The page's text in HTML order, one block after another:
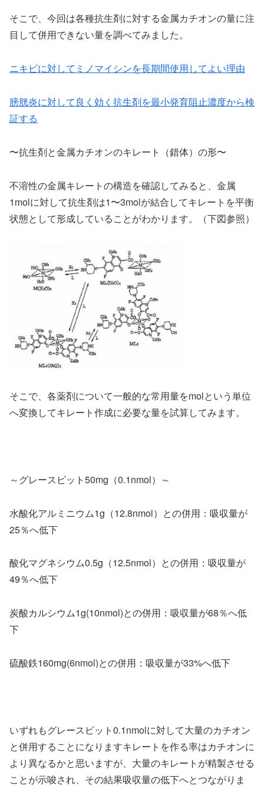
そこで、今回は各種抗生剤に対する金属カチオンの量に注
目して併用できない量を調べてみました。
ニキビに対してミノマイシンを長期間使用してよい理由
膀胱炎に対して良く効く抗生剤を最小発育阻止濃度から検
証する
〜抗生剤と金属カチオンのキレート（錯体）の形〜
不溶性の金属キレートの構造を確認してみると、金属
1molに対して抗生剤は1〜3molが結合してキレートを平衡
状態として形成していることがわかります。（下図参照）
そこで、各薬剤について一般的な常用量をmolという単位
へ変換してキレート作成に必要な量を試算してみます。
～グレースビット50mg（0.1nmol）～
水酸化アルミニウム1g（12.8nmol）との併用：吸収量が
25％へ低下
酸化マグネシウム0.5g（12.5nmol）との併用：吸収量が
49％へ低下
炭酸カルシウム1g(10nmol)との併用：吸収量が68％へ低
下
硫酸鉄160mg(6nmol)との併用：吸収量が33%へ低下
いずれもグレースビット0.1nmolに対して大量のカチオン
と併用することになりますキレートを作る率はカチオンに
より異なるかと思いますが、大量のキレートが精製させる
ことが示唆され、その結果吸収量の低下へとつながりま